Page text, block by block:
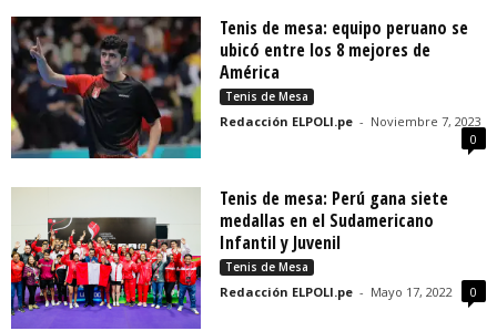
Tenis de mesa: equipo peruano se
ubicó entre los 8 mejores de
América
Tenis de Mesa
Redacción ELPOLI.pe - Noviembre 7, 2023
0
Tenis de mesa: Perú gana siete
medallas en el Sudamericano
Infantil y Juvenil
Tenis de Mesa
Redacción ELPOLI.pe - Mayo 17, 2022 0